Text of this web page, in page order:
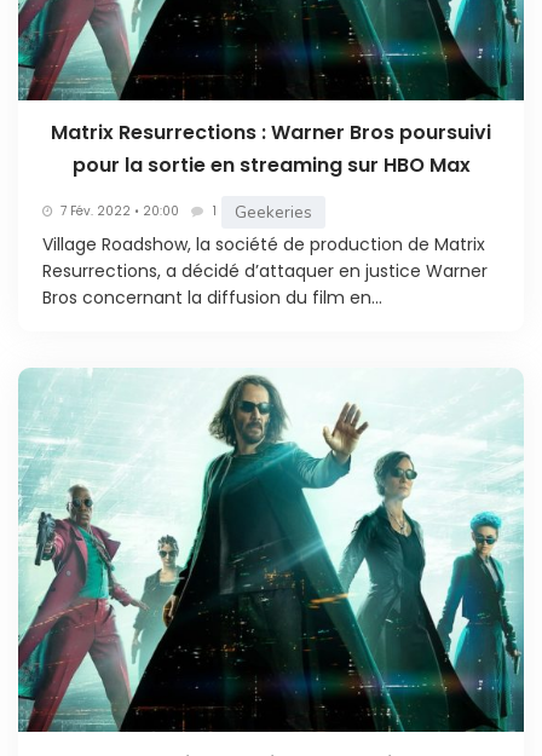
Matrix Resurrections : Warner Bros poursuivi
pour la sortie en streaming sur HBO Max
7 Fév. 2022 • 20:00 1 Geekeries
Village Roadshow, la société de production de Matrix
Resurrections, a décidé d’attaquer en justice Warner
Bros concernant la diffusion du film en...